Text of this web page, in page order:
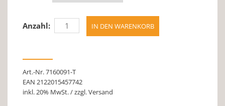
Anzahl:
Art.-Nr. 7160091-T
EAN 2122015457742
inkl. 20% MwSt. / zzgl. Versand